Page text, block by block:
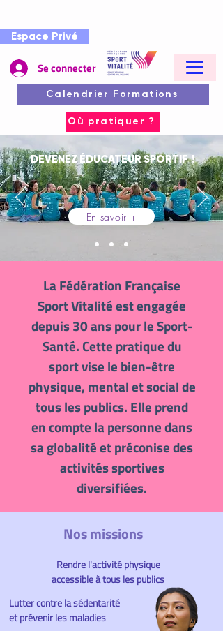
Espace Privé
Se connecter
Calendrier Formations
Où pratiquer ?
DEVENEZ ÉDUCATEUR SPORTIF !
En savoir +
La Fédération Française
Sport Vitalité est engagée
depuis 30 ans pour le Sport-
Santé. Cette pratique du
sport vise le bien-être
physique, mental et social de
tous les publics. Elle prend
en compte la personne dans
sa globalité et préconise des
activités sportives
diversifiées.
Nos missions
Rendre l'activité physique
accessibleà tous les publics
Lutter contre la sédentarité
et prévenir les maladies